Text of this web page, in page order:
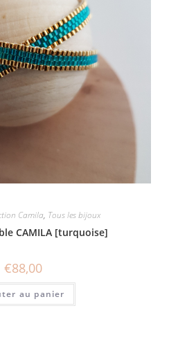
Camila, Tous les bijoux
CAMILA [turquoise]
€88,00
au panier